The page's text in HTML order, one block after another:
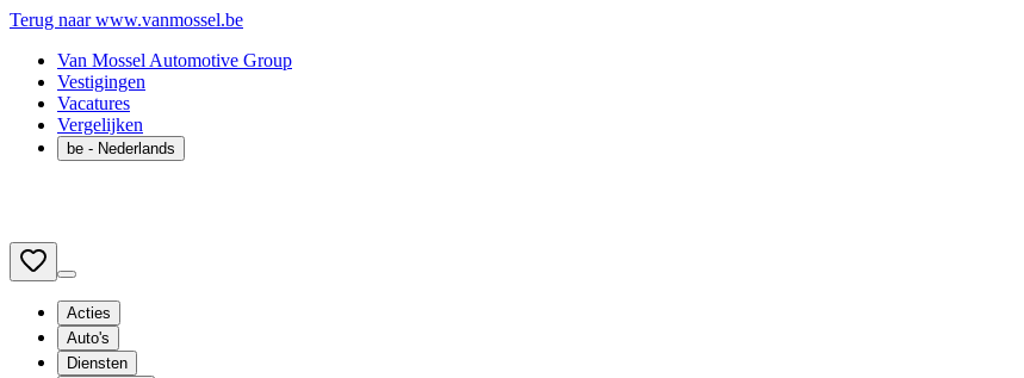
Terug naar www.vanmossel.be
Van Mossel Automotive Group
Vestigingen
Vacatures
Vergelijken
be - Nederlands
Acties
Auto's
Diensten